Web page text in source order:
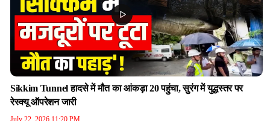
Sikkim Tunnel हादसे में मौत का आंकड़ा 20 पहुंचा, सुरंग में युद्धस्तर पर
रेस्क्यू ऑपरेशन जारी
July 22, 2026 11:20 PM